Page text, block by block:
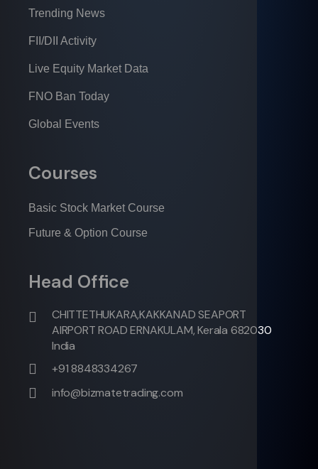
Trending News
FII/DII Activity
Live Equity Market Data
FNO Ban Today
Global Events
Courses
Basic Stock Market Course
Future & Option Course
Head Office
CHITTETHUKARA,KAKKANAD SEAPORT
AIRPORT ROAD ERNAKULAM, Kerala 682030
India
+91 8848334267
info@bizmatetrading.com